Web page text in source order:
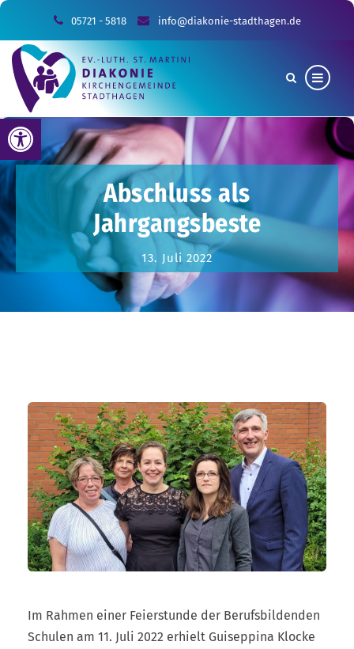
Werkzeugleiste öffnen
05721 - 5818 info@diakonie-stadthagen.de
Abschluss als
Jahrgangsbeste
13. Juli 2022
Im Rahmen einer Feierstunde der Berufsbildenden
Schulen am 11. Juli 2022 erhielt Guiseppina Klocke